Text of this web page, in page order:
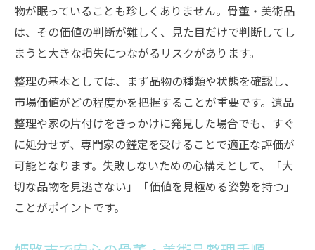
骨董・美術品高価買取の流れを徹底解説
査定から買取までの具体的な手順を知る
骨董・美術品を高値で売るための事前準備
売却時にトラブルを防ぐポイントとは
買取交渉で失敗しないための心得
骨董・美術品整理なら適正査定が重要な理由
骨董・美術品整理は適正査定が絶対条件
高額査定を引き出すためのポイント解説
適正査定で骨董・美術品の損失を防ぐ方法
物が眠っていることも珍しくありません。骨董・美術品
は、その価値の判断が難しく、見た目だけで判断してし
まうと大きな損失につながるリスクがあります。
整理の基本としては、まず品物の種類や状態を確認し、
市場価値がどの程度かを把握することが重要です。遺品
整理や家の片付けをきっかけに発見した場合でも、すぐ
に処分せず、専門家の鑑定を受けることで適正な評価が
可能となります。失敗しないための心構えとして、「大
切な品物を見逃さない」「価値を見極める姿勢を持つ」
ことがポイントです。